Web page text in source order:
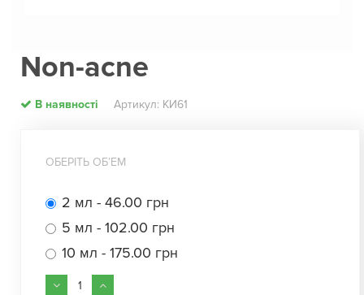
Non-acne
В наявності Артикул: КИ61
ОБЕРІТЬ ОБʼЕМ
2 мл - 46.00 грн
5 мл - 102.00 грн
10 мл - 175.00 грн